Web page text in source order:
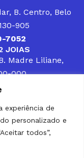
experiência de
personalizado e
todos”,
B. Centro, Belo
905
7052
JOIAS
Madre Liliane,
000
9 8309-8660
E SERVIÇOS
ASSISTÊNCIA À
ATUA, SENDO
NA
POR
DO